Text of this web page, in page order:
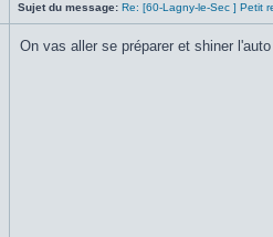
Sujet du message: Re: [60-Lagny-le-Sec ] Petit
On vas aller se préparer et shiner